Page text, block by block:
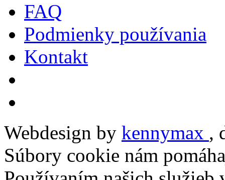
FAQ
Podmienky používania
Kontakt
Webdesign by kennymax ,
Súbory cookie nám